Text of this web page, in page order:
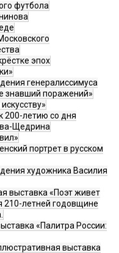
футбола
эпох
генералиссимуса
знавший поражений»
200-летию со дня
Щедрина
портрет в русском
художника Василия
выставка «Поэт живет
210-летней годовщине
«Палитра России:
выставка